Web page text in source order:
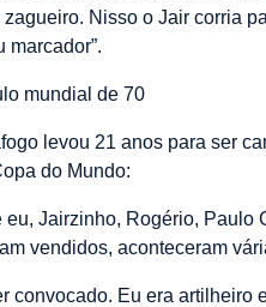
Nisso o Jair corria
marcador”.
mundial de 70
levou 21 anos para ser
do Mundo:
eu, Jairzinho, Rogério,
vendidos, aconteceram
convocado. Eu era